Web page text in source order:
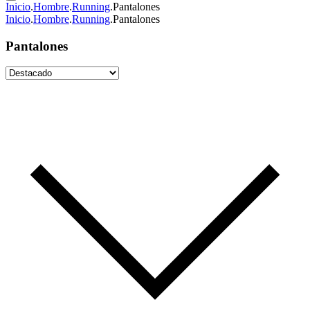
Inicio.Hombre.Running.Pantalones
Inicio.Hombre.Running.Pantalones
Pantalones